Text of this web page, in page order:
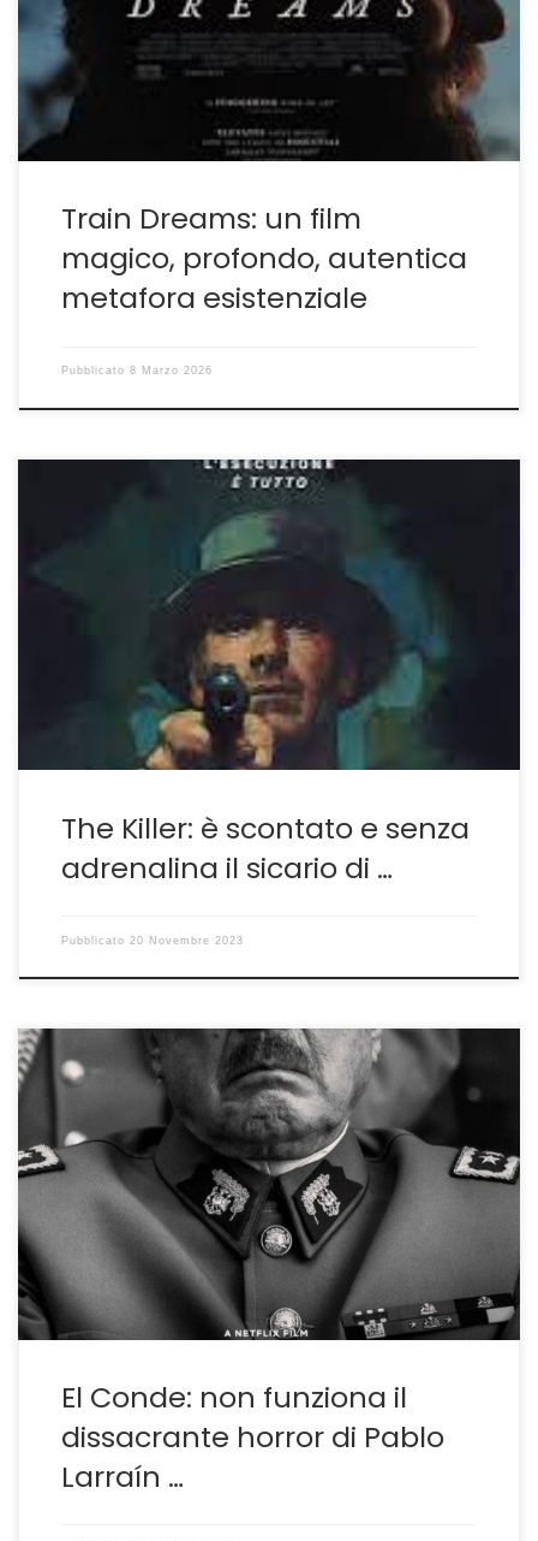
Venne scritto da Denis Johnson nel 2002 e pubblicato
undici anni dopo in Italia da Mondadori. E non è
nemmeno il primo […]
Train Dreams: un film
magico, profondo, autentica
metafora esistenziale
Pubblicato 8 Marzo 2026
Un film che non scalda gli animi The Killer, nuova opera
di David Fincher è un film tra i meno riusciti del suo
regista. Abituati a opere di qualità da parte dell’autore
statunitense ci saremmo aspettati qualcosa di più
sostanzioso, soprattutto sotto il profilo psicologico del
suo personaggio, fino a […]
The Killer: è scontato e senza
adrenalina il sicario di …
Pubblicato 20 Novembre 2023
L’eredità di una dittatura sotto forma di allegoria
PABLO LARRAÍN ritorna a parlare del suo Cile ne El
Conde, il film a cui è stato attribuito il premio per la
sceneggiatura alla recente mostra veneziana. Lo fa
come nelle sue migliori tradizioni riflettendo più sulle
conseguenze di ciò che è […]
El Conde: non funziona il
dissacrante horror di Pablo
Larraín …